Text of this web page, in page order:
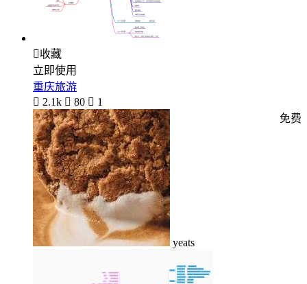
收藏
立即使用
重庆旅游
 2.1k  80  1
yeats
免费